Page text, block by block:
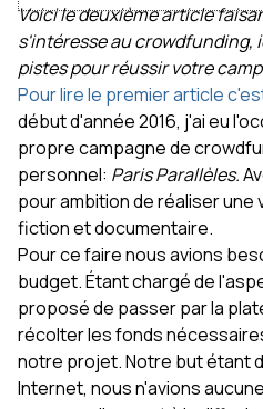
Voici le deuxième article
s'intéresse au crowdfunding,
pistes pour réussir votre
Pour lire le premier article
début d'année 2016, j'ai eu
propre campagne de
personnel: Paris Parallèles.
pour ambition de réaliser une
fiction et documentaire.
Pour ce faire nous avions
budget. Étant chargé de
proposé de passer par la
récolter les fonds
notre projet. Notre but étant
Internet, nous n'avions